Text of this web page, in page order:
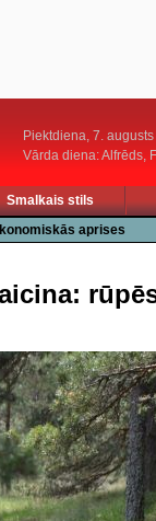
Piektdiena, 7. augusts
Vārda diena: Alfrēds,
Smalkais stils
aprises